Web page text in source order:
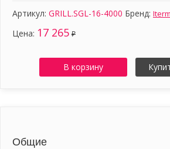
Артикул: GRILL.SGL-16-4000 Бренд:
Цена: 17 265 ₽
В корзину
Общие